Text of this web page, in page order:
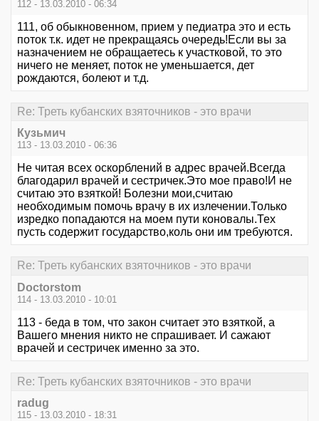
112 - 13.03.2010 - 06:34
111, об обыкновенном, прием у педиатра это и есть
поток т.к. идет не прекращаясь очередь!Если вы за
назначением не обращаетесь к участковой, то это
ничего не меняет, поток не уменьшается, дет
рождаются, болеют и т.д.
Re: Треть кубанских взяточников - это врачи
Кузьмич
113 - 13.03.2010 - 06:36
Не читая всех оскорблений в адрес врачей.Всегда
благодарил врачей и сестричек.Это мое право!И не
считаю это взяткой! Болезни мои,считаю
необходимым помочь врачу в их излечении.Только
изредко попадаются на моем пути коновалы.Тех
пусть содержит государство,коль они им требуются.
Re: Треть кубанских взяточников - это врачи
Doctorstom
114 - 13.03.2010 - 10:01
113 - беда в том, что закон считает это взяткой, а
Вашего мнения никто не спрашивает. И сажают
врачей и сестричек именно за это.
Re: Треть кубанских взяточников - это врачи
radug
115 - 13.03.2010 - 18:31